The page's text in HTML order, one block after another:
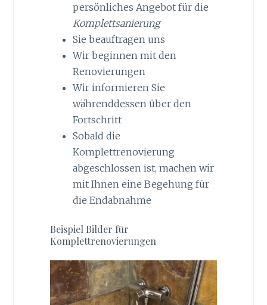
persönliches Angebot für die
Komplettsanierung
Sie beauftragen uns
Wir beginnen mit den
Renovierungen
Wir informieren Sie
währenddessen über den
Fortschritt
Sobald die
Komplettrenovierung
abgeschlossen ist, machen wir
mit Ihnen eine Begehung für
die Endabnahme
Beispiel Bilder für
Komplettrenovierungen